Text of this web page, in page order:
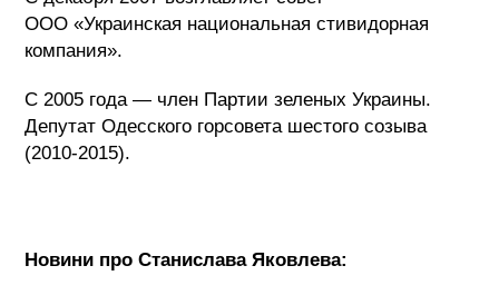
ООО «Украинская национальная стивидорная
компания».
С 2005 года — член Партии зеленых Украины.
Депутат Одесского горсовета шестого созыва
(2010-2015).
Новини про Станислава Яковлева: